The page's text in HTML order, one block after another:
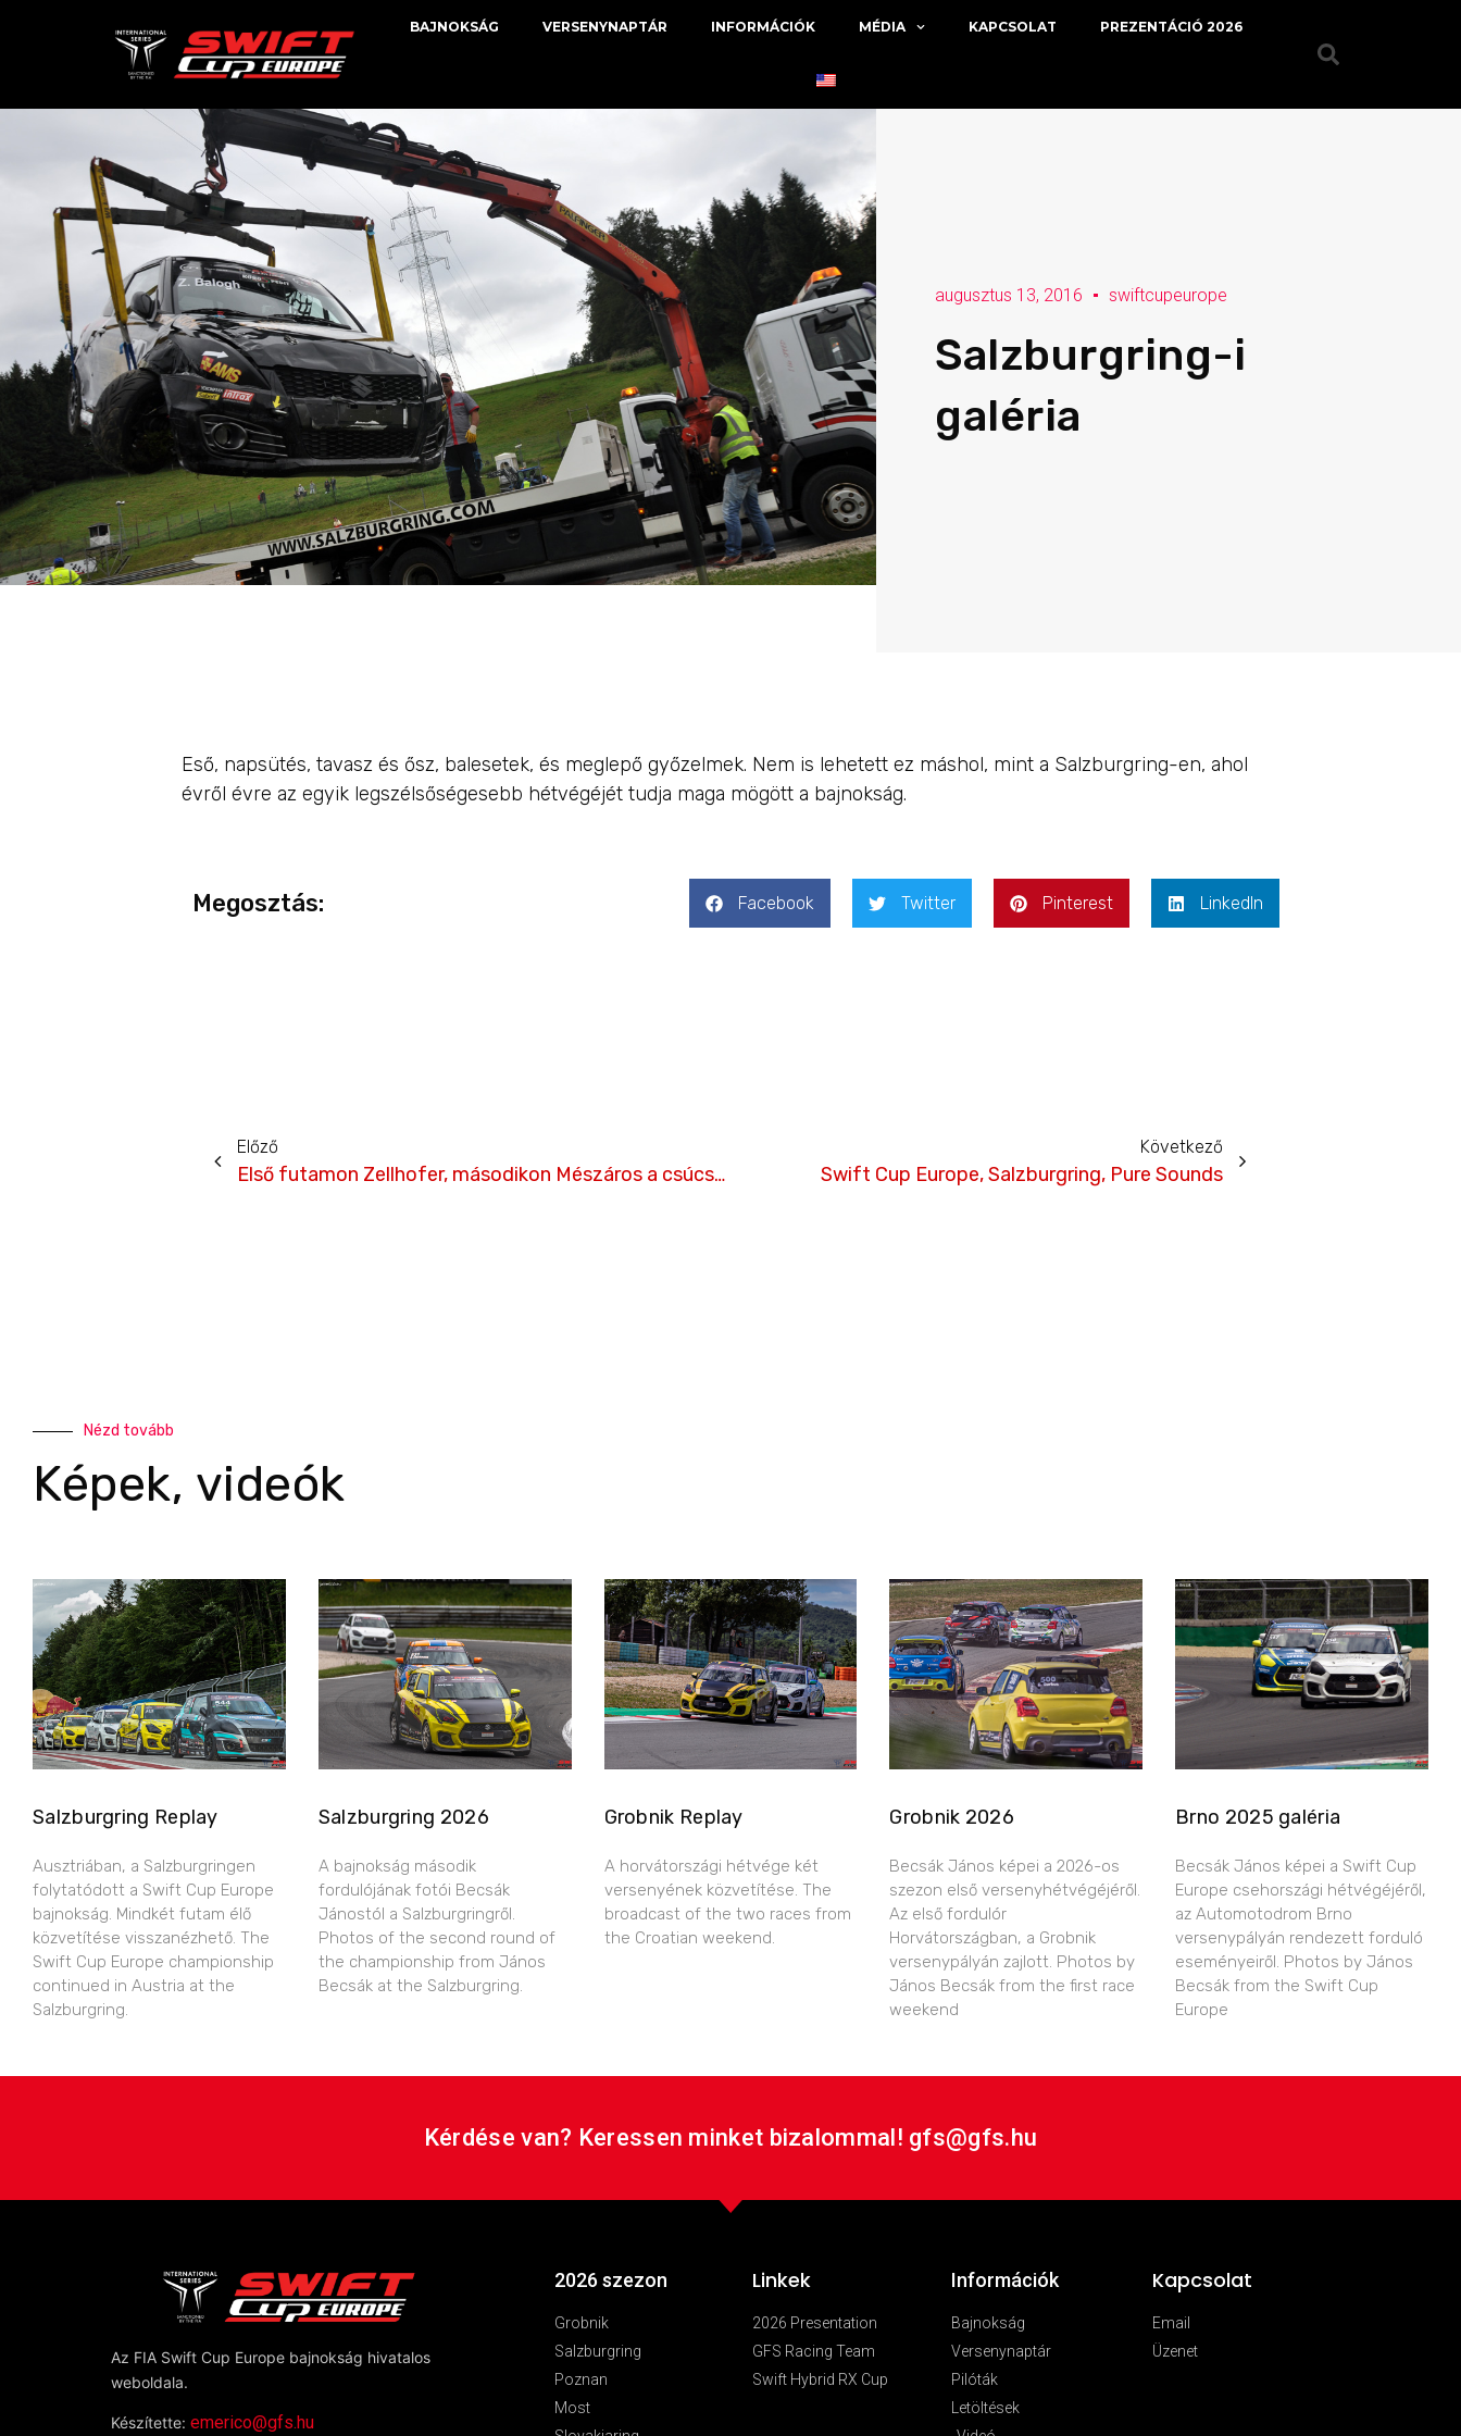
BAJNOKSÁG VERSENYNAPTÁR INFORMÁCIÓK MÉDIA KAPCSOLAT PREZENTÁCIÓ 2026
augusztus 13, 2016 swiftcupeurope
Salzburgring-i
galéria
Eső, napsütés, tavasz és ősz, balesetek, és meglepő győzelmek. Nem is lehetett ez máshol, mint a Salzburgring-en, ahol
évről évre az egyik legszélsőségesebb hétvégéjét tudja maga mögött a bajnokság.
Megosztás: Facebook Twitter Pinterest LinkedIn
Előző
Első futamon Zellhofer, másodikon Mészáros a csúcson
Következő
Swift Cup Europe, Salzburgring, Pure Sounds
Nézd tovább
Képek, videók
Salzburgring Replay
Ausztriában, a Salzburgringen
folytatódott a Swift Cup Europe
bajnokság. Mindkét futam élő
közvetítése visszanézhető. The
Swift Cup Europe championship
continued in Austria at the
Salzburgring.
Salzburgring 2026
A bajnokság második
fordulójának fotói Becsák
Jánostól a Salzburgringről.
Photos of the second round of
the championship from János
Becsák at the Salzburgring.
Grobnik Replay
A horvátországi hétvége két
versenyének közvetítése. The
broadcast of the two races from
the Croatian weekend.
Grobnik 2026
Becsák János képei a 2026-os
szezon első versenyhétvégéjéről.
Az első fordulór
Horvátországban, a Grobnik
versenypályán zajlott. Photos by
János Becsák from the first race
weekend
Brno 2025 galéria
Becsák János képei a Swift Cup
Europe csehországi hétvégéjéről,
az Automotodrom Brno
versenypályán rendezett forduló
eseményeiről. Photos by János
Becsák from the Swift Cup
Europe
Kérdése van? Keressen minket bizalommal! gfs@gfs.hu
Az FIA Swift Cup Europe bajnokság hivatalos
weboldala.
Készítette: emerico@gfs.hu
2026 szezon
Grobnik
Salzburgring
Poznan
Most
Linkek
2026 Presentation
GFS Racing Team
Swift Hybrid RX Cup
Információk
Bajnokság
Versenynaptár
Pilóták
Letöltések
Kapcsolat
Email
Üzenet